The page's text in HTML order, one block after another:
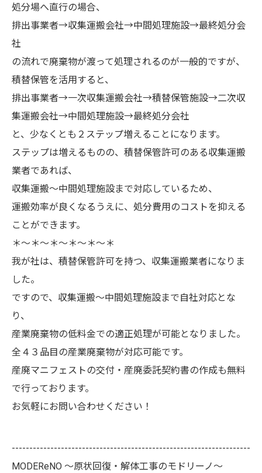
処分場へ直行の場合、
排出事業者→収集運搬会社→中間処理施設→最終処分会
社
の流れで廃棄物が渡って処理されるのが一般的ですが、
積替保管を活用すると、
排出事業者→一次収集運搬会社→積替保管施設→二次収
集運搬会社→中間処理施設→最終処分会社
と、少なくとも２ステップ増えることになります。
ステップは増えるものの、積替保管許可のある収集運搬
業者であれば、
収集運搬～中間処理施設まで対応しているため、
運搬効率が良くなるうえに、処分費用のコストを抑える
ことができます。
＊～＊～＊～＊～＊～＊
我が社は、積替保管許可を持つ、収集運搬業者になりま
した。
ですので、収集運搬～中間処理施設まで自社対応とな
り、
産業廃棄物の低料金での適正処理が可能となりました。
全４３品目の産業廃棄物が対応可能です。
産廃マニフェストの交付・産廃委託契約書の作成も無料
で行っております。
お気軽にお問い合わせください！
--------------------------------------------------------------------
MODEReNO ～原状回復・解体工事のモドリーノ～